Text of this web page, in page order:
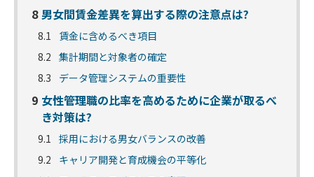
8 男女間賃金差異を算出する際の注意点は?
8.1
賃金に含めるべき項目
8.2 集計期間と対象者の確定
8.3
データ管理システムの重要性
9 女性管理職の比率を高めるために企業が取るべ
き対策は?
9.1 採用における男女バランスの改善
9.2
キャリア開発と育成機会の平等化